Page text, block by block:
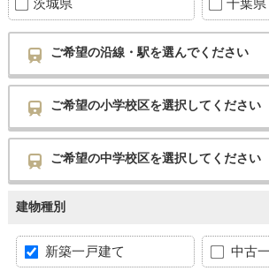
茨城県 千葉県
ご希望の沿線・駅を選んでください
ご希望の小学校区を選択してください
ご希望の中学校区を選択してください
建物種別
新築一戸建て 中古